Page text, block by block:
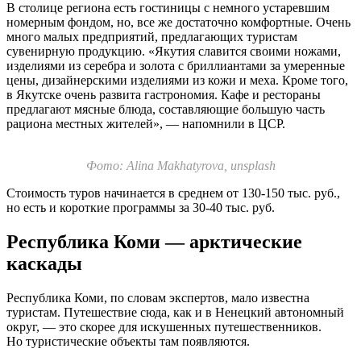
В столице региона есть гостиницы с немного устаревшим
номерным фондом, но, все же достаточно комфортные. Очень
много малых предприятий, предлагающих туристам
сувенирную продукцию. «Якутия славится своими ножами,
изделиями из серебра и золота с бриллиантами за умеренные
цены, дизайнерскими изделиями из кожи и меха. Кроме того,
в Якутске очень развита гастрономия. Кафе и рестораны
предлагают мясные блюда, составляющие большую часть
рациона местных жителей», — напомнили в ЦСР.
Фото: Alina Makhatyrova, unsplash
Стоимость туров начинается в среднем от 130-150 тыс. руб.,
но есть и короткие программы за 30-40 тыс. руб.
Республика Коми — арктические
каскады
Республика Коми, по словам экспертов, мало известна
туристам. Путешествие сюда, как и в Ненецкий автономный
округ, — это скорее для искушенных путешественников.
Но туристические объекты там появляются.